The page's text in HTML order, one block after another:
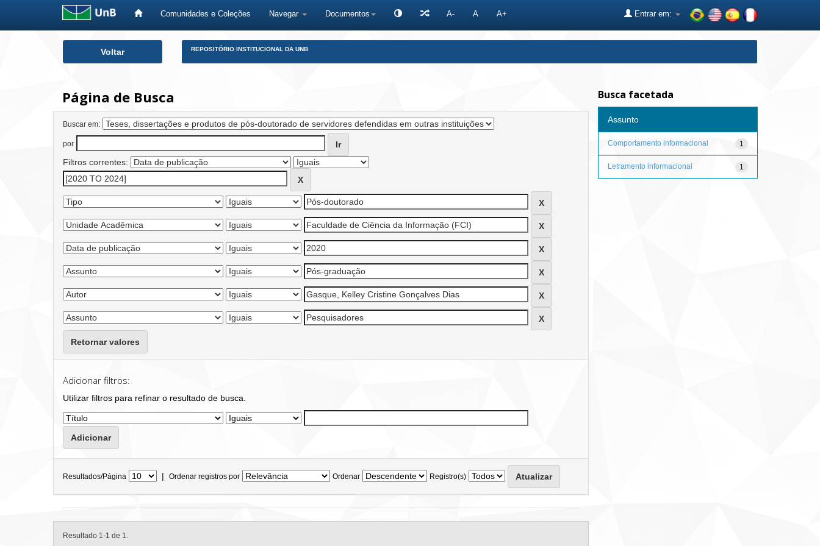
Comunidades e Coleções Navegar Documentos A- A A+ Entrar em:
Voltar REPOSITÓRIO INSTITUCIONAL DA UNB
Página de Busca
Buscar em:
por
Filtros correntes:
Retornar valores
Adicionar filtros:
Utilizar filtros para refinar o resultado de busca.
Resultados/Página | Ordenar registros por Ordenar Registro(s)
Resultado 1-1 de 1.
Busca facetada
Assunto
1
Comportamento informacional
1
Letramento informacional